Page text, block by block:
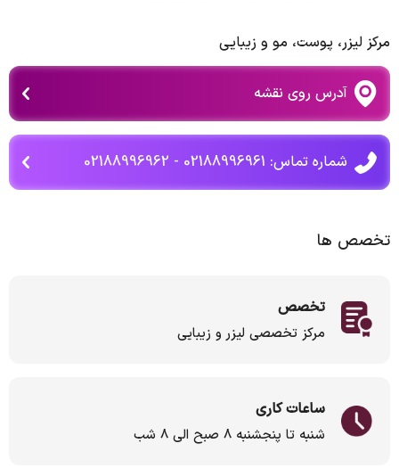
مرکز لیزر، پوست، مو و زیبایی
آدرس روی نقشه
شماره تماس: 02188996961 - 02188996962
تخصص ها
تخصص
مرکز تخصصی لیزر و زیبایی
ساعات کاری
شنبه تا پنجشنبه ۸ صبح الی ۸ شب